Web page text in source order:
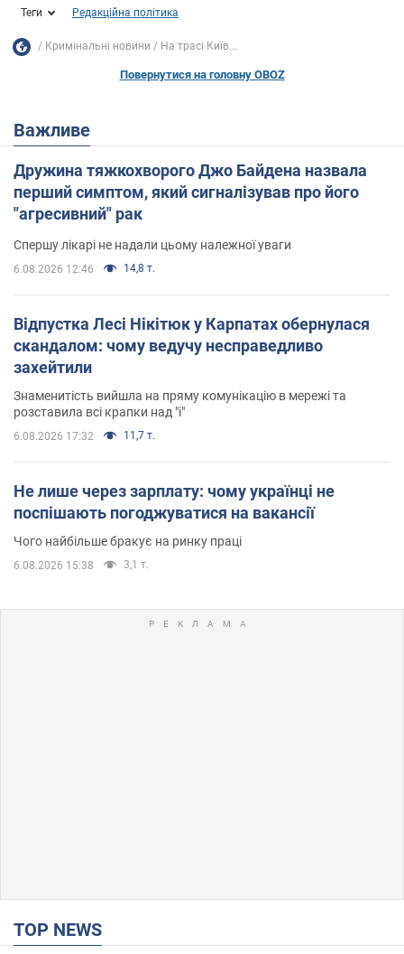
Теги Редакційна політика
Кримінальні новини На трасі Київ...
Повернутися на головну OBOZ
Важливе
Дружина тяжкохворого Джо Байдена назвала
перший симптом, який сигналізував про його
"агресивний" рак
Спершу лікарі не надали цьому належної уваги
6.08.2026 12:46 14,8 т.
Відпустка Лесі Нікітюк у Карпатах обернулася
скандалом: чому ведучу несправедливо
захейтили
Знаменитість вийшла на пряму комунікацію в мережі та
розставила всі крапки над "і"
6.08.2026 17:32 11,7 т.
Не лише через зарплату: чому українці не
поспішають погоджуватися на вакансії
Чого найбільше бракує на ринку праці
6.08.2026 15:38 3,1 т.
TOP NEWS